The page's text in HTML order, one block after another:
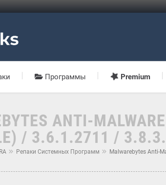
Программы Premium
ANTI-
/ 3.6.1.2711 /
Репаки Системных Программ
Malwarebytes Anti-